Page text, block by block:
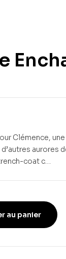
Clémence,
coat c…
au panier